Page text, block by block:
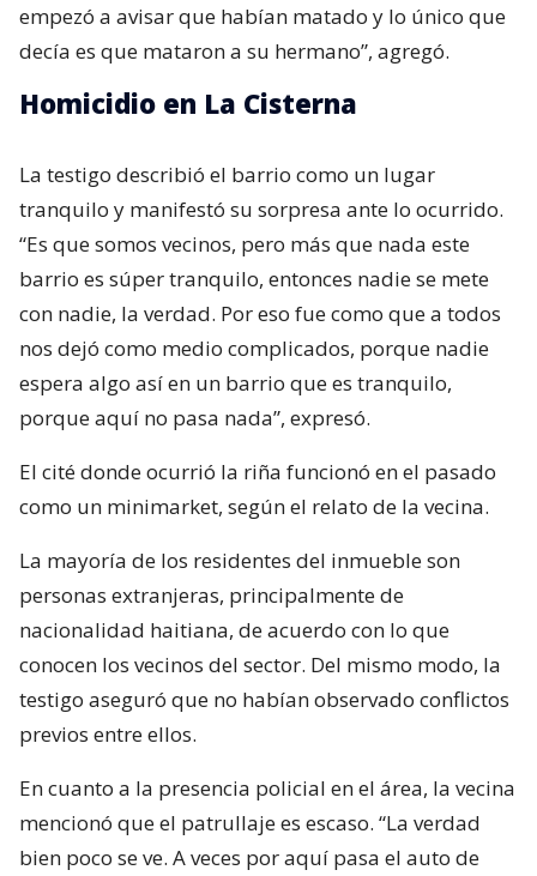
empezó a avisar que habían matado y lo único que
decía es que mataron a su hermano”, agregó.
Homicidio en La Cisterna
La testigo describió el barrio como un lugar
tranquilo y manifestó su sorpresa ante lo ocurrido.
“Es que somos vecinos, pero más que nada este
barrio es súper tranquilo, entonces nadie se mete
con nadie, la verdad. Por eso fue como que a todos
nos dejó como medio complicados, porque nadie
espera algo así en un barrio que es tranquilo,
porque aquí no pasa nada”, expresó.
El cité donde ocurrió la riña funcionó en el pasado
como un minimarket, según el relato de la vecina.
La mayoría de los residentes del inmueble son
personas extranjeras, principalmente de
nacionalidad haitiana, de acuerdo con lo que
conocen los vecinos del sector. Del mismo modo, la
testigo aseguró que no habían observado conflictos
previos entre ellos.
En cuanto a la presencia policial en el área, la vecina
mencionó que el patrullaje es escaso. “La verdad
bien poco se ve. A veces por aquí pasa el auto de